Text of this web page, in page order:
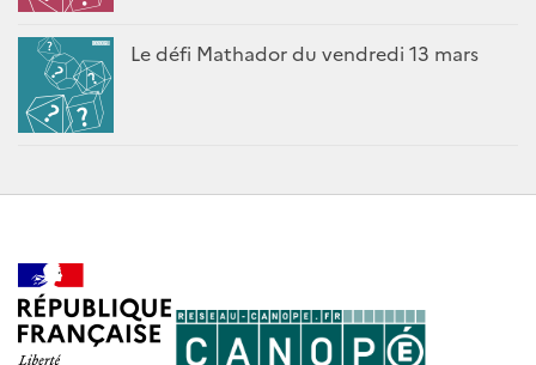
Le défi Mathador du vendredi 13 mars